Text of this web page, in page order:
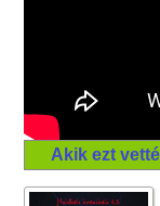
Akik ezt